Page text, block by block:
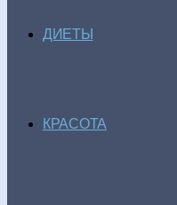
ДИЕТЫ
КРАСОТА